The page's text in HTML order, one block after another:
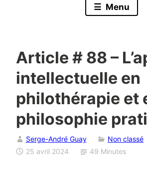
Menu
Article # 88 –
intellectuelle en
philothérapie et
philosophie
Serge-André Guay
Non classé
25 avril 2024
49 Minutes